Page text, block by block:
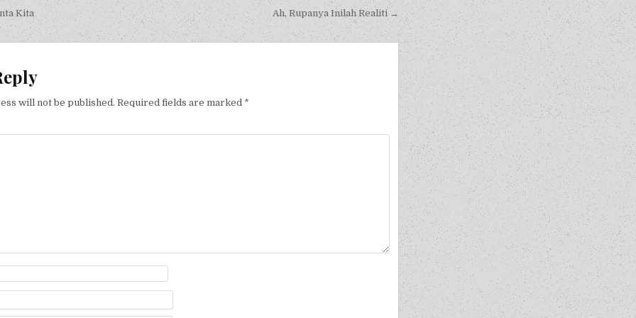
Kita Ah, Rupanya Inilah Realiti →
will not be published. Required fields are marked *